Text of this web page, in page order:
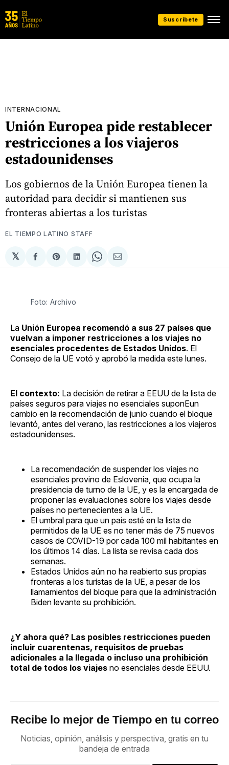
Suscríbete
INTERNACIONAL
Unión Europea pide restablecer
restricciones a los viajeros
estadounidenses
Los gobiernos de la Unión Europea tienen la
autoridad para decidir si mantienen sus
fronteras abiertas a los turistas
EL TIEMPO LATINO STAFF
𝕏
Compartir
en
Share
on
Compartir
en
Share
on
Compartir
via
Foto: Archivo
La Unión Europea recomendó a sus 27 países que
vuelvan a imponer restricciones a los viajes no
esenciales procedentes de Estados Unidos. El
Consejo de la UE votó y aprobó la medida este lunes.
El contexto: La decisión de retirar a EEUU de la lista de
países seguros para viajes no esenciales suponEun
cambio en la recomendación de junio cuando el bloque
levantó, antes del verano, las restricciones a los viajeros
estadounidenses.
La recomendación de suspender los viajes no
esenciales provino de Eslovenia, que ocupa la
presidencia de turno de la UE, y es la encargada de
proponer las evaluaciones sobre los viajes desde
países no pertenecientes a la UE.
El umbral para que un país esté en la lista de
permitidos de la UE es no tener más de 75 nuevos
casos de COVID-19 por cada 100 mil habitantes en
los últimos 14 días. La lista se revisa cada dos
semanas.
Estados Unidos aún no ha reabierto sus propias
fronteras a los turistas de la UE, a pesar de los
llamamientos del bloque para que la administración
Biden levante su prohibición.
¿Y ahora qué? Las posibles restricciones pueden
incluir cuarentenas, requisitos de pruebas
adicionales a la llegada o incluso una prohibición
total de todos los viajes no esenciales desde EEUU.
Recibe lo mejor de Tiempo en tu correo
Noticias, opinión, análisis y perspectiva, gratis en tu
bandeja de entrada